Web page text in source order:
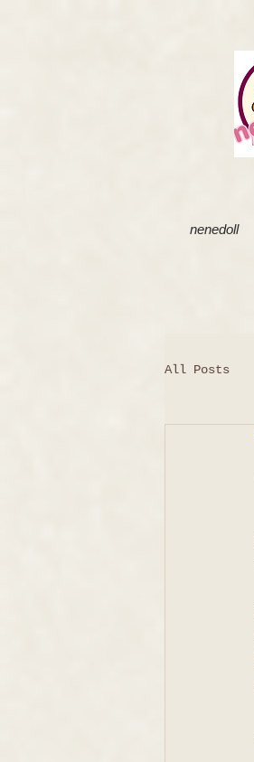
nenedoll
All Posts